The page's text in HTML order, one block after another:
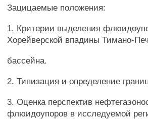
Зацицаемые положения:
1. Критерии выделения
Хорейверской впадины Тимано-
бассейна.
2. Типизация и определение
3. Оценка перспектив
флюидоупоров в исследуемой